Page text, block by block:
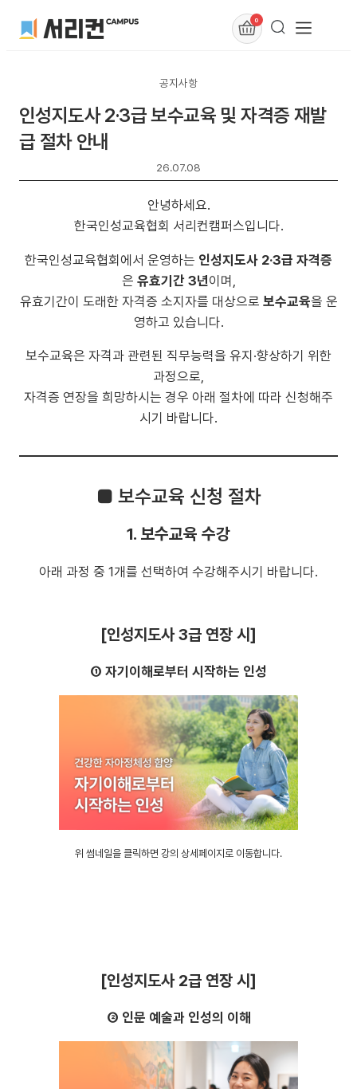
0
공지사항
인성지도사 2·3급 보수교육 및 자격증 재발
급 절차 안내
26.07.08
안녕하세요.
한국인성교육협회 서리컨캠퍼스입니다.
한국인성교육협회에서 운영하는 인성지도사 2·3급 자격증
은 유효기간 3년이며,
유효기간이 도래한 자격증 소지자를 대상으로 보수교육을 운
영하고 있습니다.
보수교육은 자격과 관련된 직무능력을 유지·향상하기 위한
과정으로,
자격증 연장을 희망하시는 경우 아래 절차에 따라 신청해주
시기 바랍니다.
■ 보수교육 신청 절차
1. 보수교육 수강
아래 과정 중 1개를 선택하여 수강해주시기 바랍니다.
[인성지도사 3급 연장 시]
① 자기이해로부터 시작하는 인성
위 썸네일을 클릭하면 강의 상세페이지로 이동합니다.
[인성지도사 2급 연장 시]
② 인문 예술과 인성의 이해